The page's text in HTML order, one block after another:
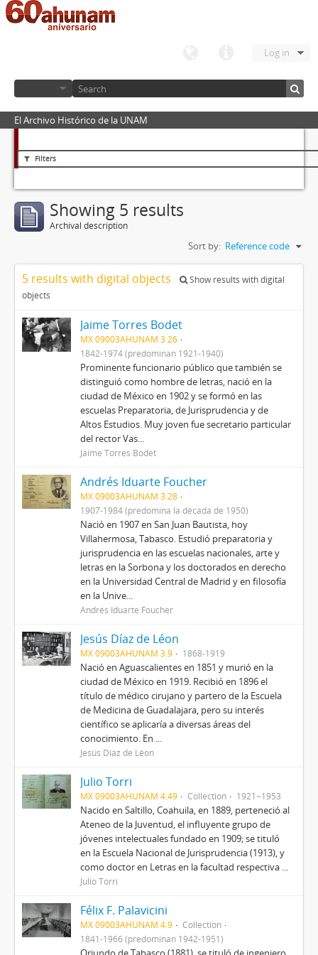
Log in
El Archivo Histórico de la UNAM
Filters
Showing 5 results
Archival description
Sort by: Reference code
5 results with digital objects
Show results with digital
objects
Jaime Torres Bodet
MX 09003AHUNAM 3.26
1842-1974 (predominan 1921-1940)
Prominente funcionario público que también se
distinguió como hombre de letras, nació en la
ciudad de México en 1902 y se formó en las
escuelas Preparatoria, de Jurisprudencia y de
Altos Estudios. Muy joven fue secretario particular
del rector Vas...
Jaime Torres Bodet
Andrés Iduarte Foucher
MX 09003AHUNAM 3.28
1907-1984 (predomina la década de 1950)
Nació en 1907 en San Juan Bautista, hoy
Villahermosa, Tabasco. Estudió preparatoria y
jurisprudencia en las escuelas nacionales, arte y
letras en la Sorbona y los doctorados en derecho
en la Universidad Central de Madrid y en filosofía
en la Unive...
Andrés Iduarte Foucher
Jesús Díaz de Léon
MX 09003AHUNAM 3.9 1868-1919
Nació en Aguascalientes en 1851 y murió en la
ciudad de México en 1919. Recibió en 1896 el
título de médico cirujano y partero de la Escuela
de Medicina de Guadalajara, pero su interés
científico se aplicaría a diversas áreas del
conocimiento. En ...
Jesús Díaz de Léon
Julio Torri
MX 09003AHUNAM 4.49 Collection 1921~1953
Nacido en Saltillo, Coahuila, en 1889, perteneció al
Ateneo de la Juventud, el influyente grupo de
jóvenes intelectuales fundado en 1909; se tituló
en la Escuela Nacional de Jurisprudencia (1913), y
como doctor en Letras en la facultad respectiva ...
Julio Torri
Félix F. Palavicini
MX 09003AHUNAM 4.9
Collection
1841-1966 (predominan 1942-1951)